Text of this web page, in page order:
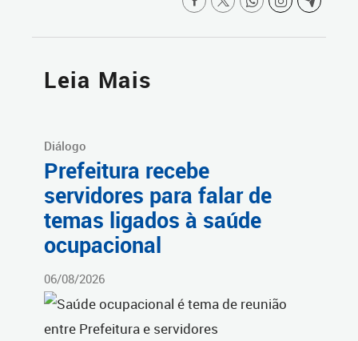
Leia Mais
Diálogo
Prefeitura recebe
servidores para falar de
temas ligados à saúde
ocupacional
06/08/2026